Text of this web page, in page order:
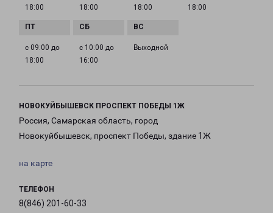
18:00
18:00
18:00
18:00
с 09:00 до
18:00
с 10:00 до
16:00
Выходной
НОВОКУЙБЫШЕВСК ПРОСПЕКТ ПОБЕДЫ 1Ж
Россия, Самарская область, город
Новокуйбышевск, проспект Победы, здание 1Ж
на карте
ТЕЛЕФОН
8(846) 201-60-33